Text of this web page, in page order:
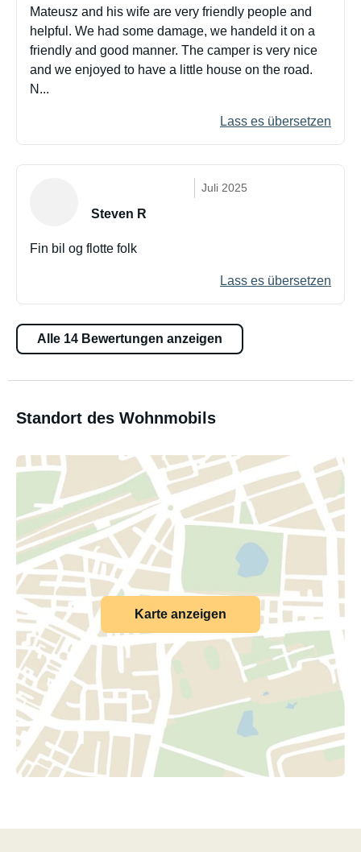
Mateusz and his wife are very friendly people and
helpful. We had some damage, we handeld it on a
friendly and good manner. The camper is very nice
and we enjoyed to have a little house on the road.
N...
Lass es übersetzen
Juli 2025
Steven R
Fin bil og flotte folk
Lass es übersetzen
Alle 14 Bewertungen anzeigen
Standort des Wohnmobils
Karte anzeigen